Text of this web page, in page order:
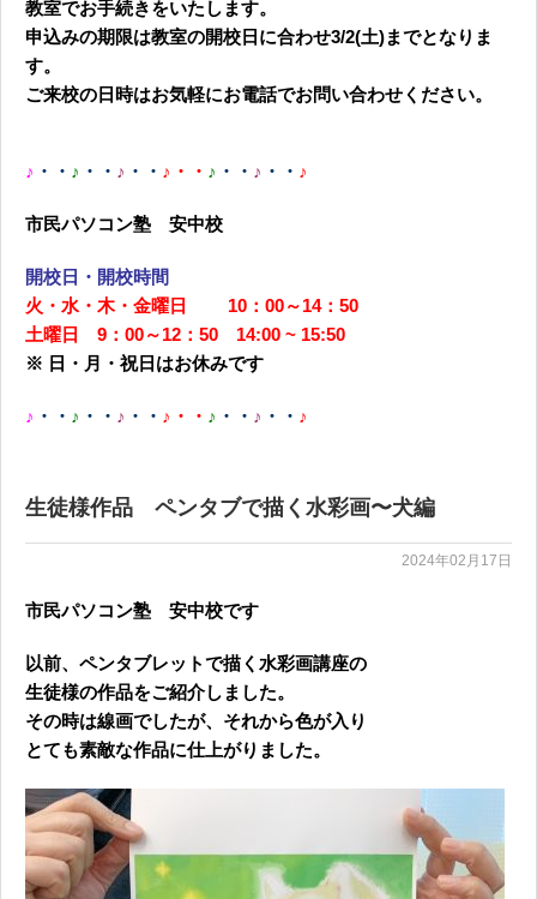
教室でお手続きをいたします。
申込みの期限は教室の開校日に合わせ3/2(土)までとなりま
す。
ご来校の日時はお気軽にお電話でお問い合わせください。
♪ ・・ ♪ ・・ ♪ ・・ ♪・・ ♪ ・・ ♪ ・・ ♪
市民パソコン塾 安中校
開校日・開校時間
火・水・木・金曜日 10：00～14：50
土曜日 9：00～12：50 14:00 ~ 15:50
※ 日・月・祝日はお休みです
♪ ・・ ♪ ・・ ♪ ・・ ♪・・ ♪ ・・ ♪ ・・ ♪
生徒様作品 ペンタブで描く水彩画〜犬編
2024年02月17日
市民パソコン塾 安中校です
以前、ペンタブレットで描く水彩画講座の
生徒様の作品をご紹介しました。
その時は線画でしたが、それから色が入り
とても素敵な作品に仕上がりました。